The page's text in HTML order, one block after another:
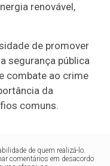
renovável,
de promover
segurança pública
combate ao crime
da
comuns.
de quem realizá-lo.
comentários em desacordo